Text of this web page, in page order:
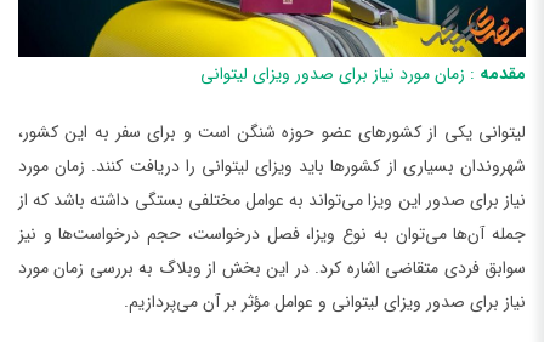
مقدمه : زمان مورد نیاز برای صدور ویزای لیتوانی
لیتوانی یکی از کشورهای عضو حوزه شنگن است و برای سفر به این کشور،
شهروندان بسیاری از کشورها باید ویزای لیتوانی را دریافت کنند. زمان مورد
نیاز برای صدور این ویزا می‌تواند به عوامل مختلفی بستگی داشته باشد که از
جمله آن‌ها می‌توان به نوع ویزا، فصل درخواست، حجم درخواست‌ها و نیز
سوابق فردی متقاضی اشاره کرد. در این بخش از وبلاگ به بررسی زمان مورد
نیاز برای صدور ویزای لیتوانی و عوامل مؤثر بر آن می‌پردازیم.